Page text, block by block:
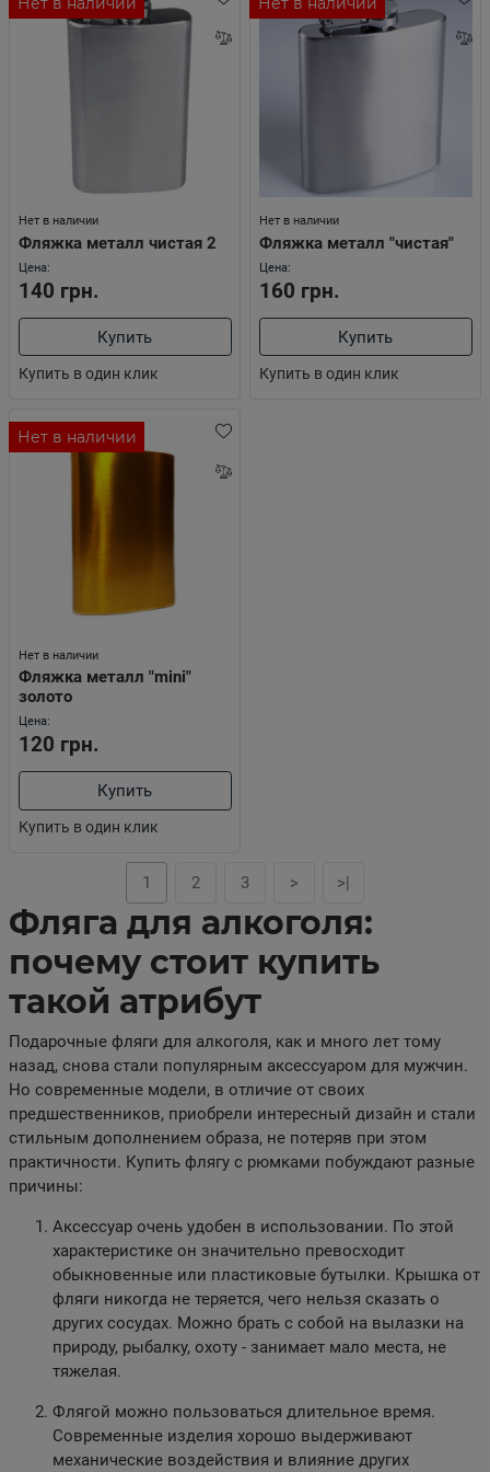
Нет в наличии
Фляжка металл чистая 2
Цена:
140 грн.
Купить
Купить в один клик
Нет в наличии
Фляжка металл "чистая"
Цена:
160 грн.
Купить
Купить в один клик
Нет в наличии
Нет в наличии
Фляжка металл "mini"
золото
Цена:
120 грн.
Купить
Купить в один клик
1 2 3 > >|
Фляга для алкоголя:
почему стоит купить
такой атрибут
Подарочные фляги для алкоголя, как и много лет тому
назад, снова стали популярным аксессуаром для мужчин.
Но современные модели, в отличие от своих
предшественников, приобрели интересный дизайн и стали
стильным дополнением образа, не потеряв при этом
практичности. Купить флягу с рюмками побуждают разные
причины:
Аксессуар очень удобен в использовании. По этой
характеристике он значительно превосходит
обыкновенные или пластиковые бутылки. Крышка от
фляги никогда не теряется, чего нельзя сказать о
других сосудах. Можно брать с собой на вылазки на
природу, рыбалку, охоту - занимает мало места, не
тяжелая.
Флягой можно пользоваться длительное время.
Современные изделия хорошо выдерживают
механические воздействия и влияние других